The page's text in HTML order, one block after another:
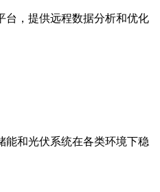
台，提供远程数据分析和优化
能和光伏系统在各类环境下稳